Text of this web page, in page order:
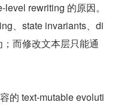
rewriting 的原因。
、state invariants、di
而修改文本层只能通
的 text-mutable evoluti